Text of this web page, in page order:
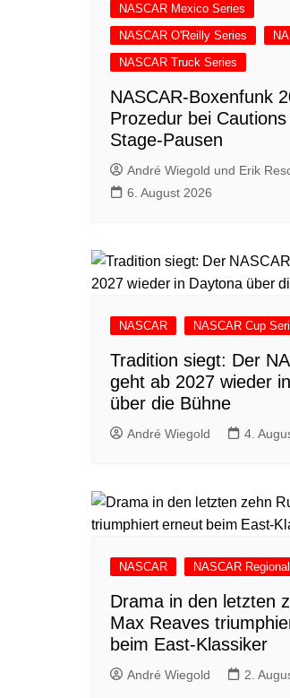
NASCAR Mexico Series
NASCAR O'Reilly Series
NASCAR Truck Series
NASCAR-Boxenfunk
Prozedur bei
Stage-Pausen
André Wiegold und Erik
6. August 2026
NASCAR NASCAR Cup
Tradition siegt: Der
geht ab 2027 wieder
über die Bühne
André Wiegold 4.
NASCAR NASCAR Regional
Drama in den letzten
Max Reaves
beim East-Klassiker
André Wiegold 2.